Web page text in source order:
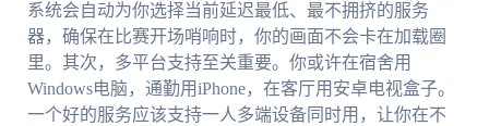
系统会自动为你选择当前延迟最低、最不拥挤的服务
器，确保在比赛开场哨响时，你的画面不会卡在加载圈
里。其次，多平台支持至关重要。你或许在宿舍用
Windows电脑，通勤用iPhone，在客厅用安卓电视盒子。
一个好的服务应该支持一人多端设备同时用，让你在不